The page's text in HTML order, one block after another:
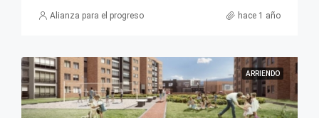
Alianza para el progreso hace 1 año
ARRIENDO